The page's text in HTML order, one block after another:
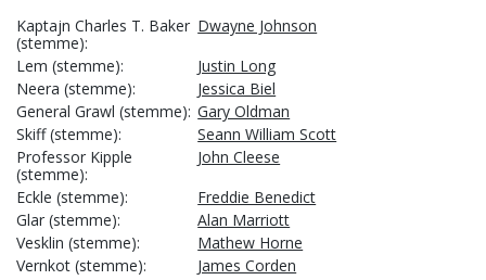
Kaptajn Charles T. Baker
(stemme)
Dwayne Johnson
Lem (stemme)
Justin Long
Neera (stemme)
Jessica Biel
General Grawl (stemme) Gary Oldman
Skiff (stemme)
Seann William Scott
Professor Kipple
(stemme)
John Cleese
Eckle (stemme)
Freddie Benedict
Glar (stemme)
Alan Marriott
Vesklin (stemme)
Mathew Horne
Vernkot (stemme)
James Corden